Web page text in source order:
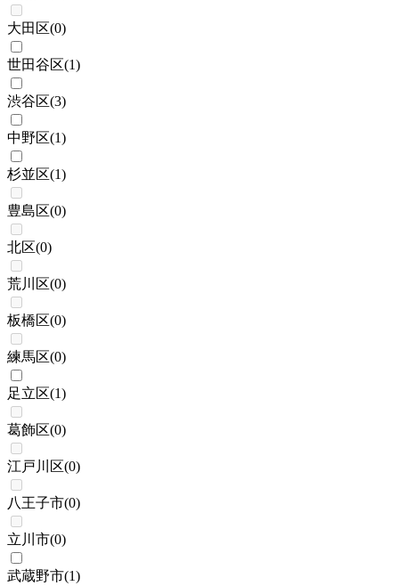
大田区(0)
世田谷区(1)
渋谷区(3)
中野区(1)
杉並区(1)
豊島区(0)
北区(0)
荒川区(0)
板橋区(0)
練馬区(0)
足立区(1)
葛飾区(0)
江戸川区(0)
八王子市(0)
立川市(0)
武蔵野市(1)